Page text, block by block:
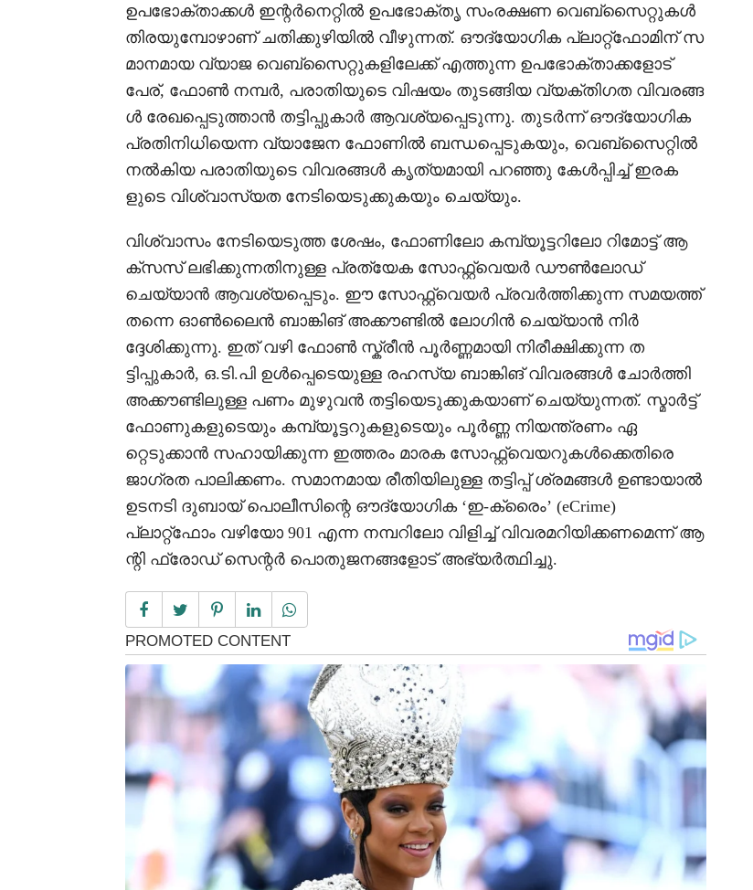
ഉപഭോക്താക്കൾ ഇന്റർനെറ്റിൽ ഉപഭോക്തൃ സംരക്ഷണ വെബ്‌സൈറ്റുകൾ
തിരയുമ്പോഴാണ് ചതിക്കുഴിയിൽ വീഴുന്നത്. ഔദ്യോഗിക പ്ലാറ്റ്‌ഫോമിന് സ
മാനമായ വ്യാജ വെബ്‌സൈറ്റുകളിലേക്ക് എത്തുന്ന ഉപഭോക്താക്കളോട്
പേര്, ഫോൺ നമ്പർ, പരാതിയുടെ വിഷയം തുടങ്ങിയ വ്യക്തിഗത വിവരങ്ങ
ൾ രേഖപ്പെടുത്താൻ തട്ടിപ്പുകാർ ആവശ്യപ്പെടുന്നു. തുടർന്ന് ഔദ്യോഗിക
പ്രതിനിധിയെന്ന വ്യാജേന ഫോണിൽ ബന്ധപ്പെടുകയും, വെബ്‌സൈറ്റിൽ
നൽകിയ പരാതിയുടെ വിവരങ്ങൾ കൃത്യമായി പറഞ്ഞു കേൾപ്പിച്ച് ഇരക
ളുടെ വിശ്വാസ്യത നേടിയെടുക്കുകയും ചെയ്യും.
വിശ്വാസം നേടിയെടുത്ത ശേഷം, ഫോണിലോ കമ്പ്യൂട്ടറിലോ റിമോട്ട് ആ
ക്സസ് ലഭിക്കുന്നതിനുള്ള പ്രത്യേക സോഫ്റ്റ്‌വെയർ ഡൗൺലോഡ്
ചെയ്യാൻ ആവശ്യപ്പെടും. ഈ സോഫ്റ്റ്‌വെയർ പ്രവർത്തിക്കുന്ന സമയത്ത്
തന്നെ ഓൺലൈൻ ബാങ്കിങ് അക്കൗണ്ടിൽ ലോഗിൻ ചെയ്യാൻ നിർ
ദ്ദേശിക്കുന്നു. ഇത് വഴി ഫോൺ സ്ക്രീൻ പൂർണ്ണമായി നിരീക്ഷിക്കുന്ന ത
ട്ടിപ്പുകാർ, ഒ.ടി.പി ഉൾപ്പെടെയുള്ള രഹസ്യ ബാങ്കിങ് വിവരങ്ങൾ ചോർത്തി
അക്കൗണ്ടിലുള്ള പണം മുഴുവൻ തട്ടിയെടുക്കുകയാണ് ചെയ്യുന്നത്. സ്മാർട്ട്
ഫോണുകളുടെയും കമ്പ്യൂട്ടറുകളുടെയും പൂർണ്ണ നിയന്ത്രണം ഏ
റ്റെടുക്കാൻ സഹായിക്കുന്ന ഇത്തരം മാരക സോഫ്റ്റ്‌വെയറുകൾക്കെതിരെ
ജാഗ്രത പാലിക്കണം. സമാനമായ രീതിയിലുള്ള തട്ടിപ്പ് ശ്രമങ്ങൾ ഉണ്ടായാൽ
ഉടനടി ദുബായ് പൊലീസിന്റെ ഔദ്യോഗിക ‘ഇ-ക്രൈം’ (eCrime)
പ്ലാറ്റ്‌ഫോം വഴിയോ 901 എന്ന നമ്പറിലോ വിളിച്ച് വിവരമറിയിക്കണമെന്ന് ആ
ന്റി ഫ്രോഡ് സെന്റർ പൊതുജനങ്ങളോട് അഭ്യർത്ഥിച്ചു.